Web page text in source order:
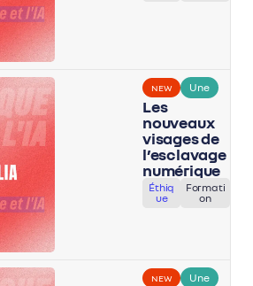
NEW Une
Les
nouveaux
visages de
l’esclavage
numérique
Éthiq
ue
Formati
on
NEW Une